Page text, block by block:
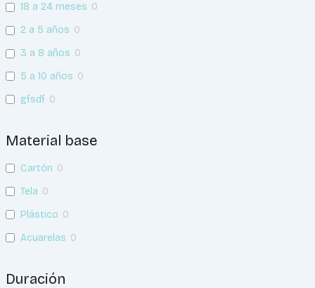
18 a 24 meses 0
2 a 5 años 0
3 a 8 años 0
5 a 10 años 0
gfsdf 0
Material base
Cartón 0
Tela 0
Plástico 0
Acuarelas 0
Duración